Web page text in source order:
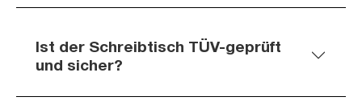
Ist der Schreibtisch TÜV-geprüft
und sicher?